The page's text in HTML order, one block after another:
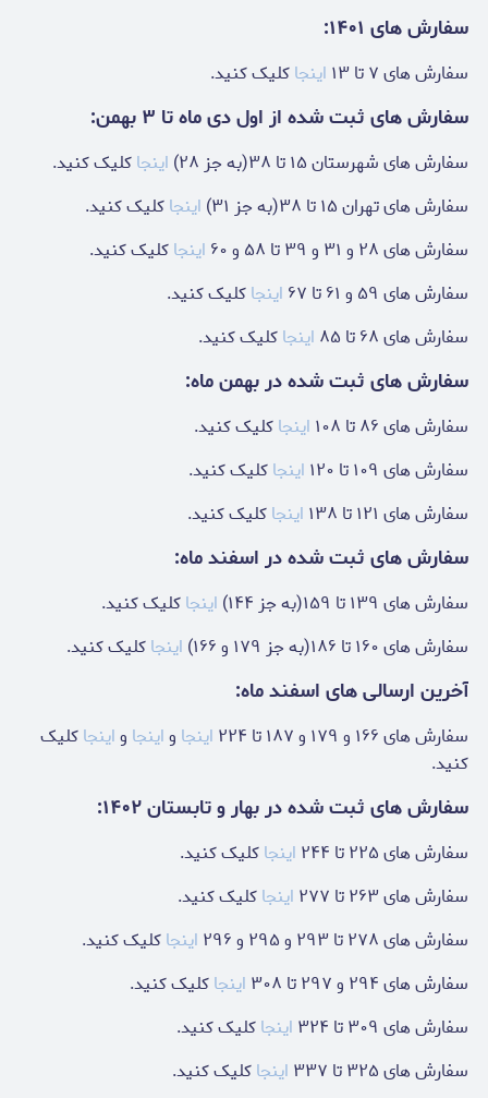
سفارش های ۱۴۰۱:
سفارش های ۷ تا ۱۳ اینجاکلیک کنید.
سفارش های ثبت شده از اول دی ماه تا ۳ بهمن:
سفارش های شهرستان ۱۵ تا ۳۸(به جز ۲۸) اینجاکلیک کنید.
سفارش های تهران ۱۵ تا ۳۸(به جز ۳۱)
اینجاکلیک کنید.
سفارش های ۲۸ و ۳۱ و ۳۹ تا ۵۸ و ۶۰
اینجاکلیک کنید.
سفارش های ۵۹ و ۶۱ تا ۶۷
اینجاکلیک کنید.
سفارش های ۶۸ تا ۸۵
اینجاکلیک کنید.
سفارش های ثبت شده در بهمن ماه:
سفارش های ۸۶ تا ۱۰۸ اینجاکلیک کنید.
سفارش های ۱۰۹ تا ۱۲۰
اینجاکلیک کنید.
سفارش های ۱۲۱ تا ۱۳۸
اینجاکلیک کنید.
سفارش های ثبت شده در اسفند ماه:
سفارش های ۱۳۹ تا ۱۵۹(به جز ۱۴۴) اینجاکلیک کنید.
سفارش های ۱۶۰ تا ۱۸۶(به جز ۱۷۹ و ۱۶۶)
اینجاکلیک کنید.
آخرین ارسالی های اسفند ماه:
سفارش های ۱۶۶ و ۱۷۹ و ۱۸۷ تا ۲۲۴ اینجا واینجا واینجاکلیک
کنید.
سفارش های ثبت شده در بهار و تابستان ۱۴۰۲:
سفارش های ۲۲۵ تا ۲۴۴ اینجاکلیک کنید.
سفارش های ۲۶۳ تا ۲۷۷
اینجاکلیک کنید.
سفارش های ۲۷۸ تا ۲۹۳ و ۲۹۵ و ۲۹۶
اینجاکلیک کنید.
سفارش های ۲۹۴ و ۲۹۷ تا ۳۰۸
اینجاکلیک کنید.
سفارش های ۳۰۹ تا ۳۲۴
اینجاکلیک کنید.
سفارش های ۳۲۵ تا ۳۳۷
اینجاکلیک کنید.